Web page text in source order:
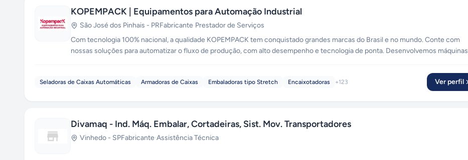
KOPEMPACK | Equipamentos para Automação Industrial
São José dos Pinhais - PRFabricante·Prestador de Serviços
Com tecnologia 100% nacional, a qualidade KOPEMPACK tem conquistado grandes marcas do Brasil e no mundo. Conte com
nossas soluções para automatizar o fluxo de produção, com alto desempenho e tecnologia de ponta. Desenvolvemos máquinas
Seladoras de Caixas Automáticas Armadoras de Caixas Embaladoras tipo Stretch Encaixotadoras +123 Ver perfil
Divamaq - Ind. Máq. Embalar, Cortadeiras, Sist. Mov. Transportadores
Vinhedo - SPFabricante·Assistência Técnica